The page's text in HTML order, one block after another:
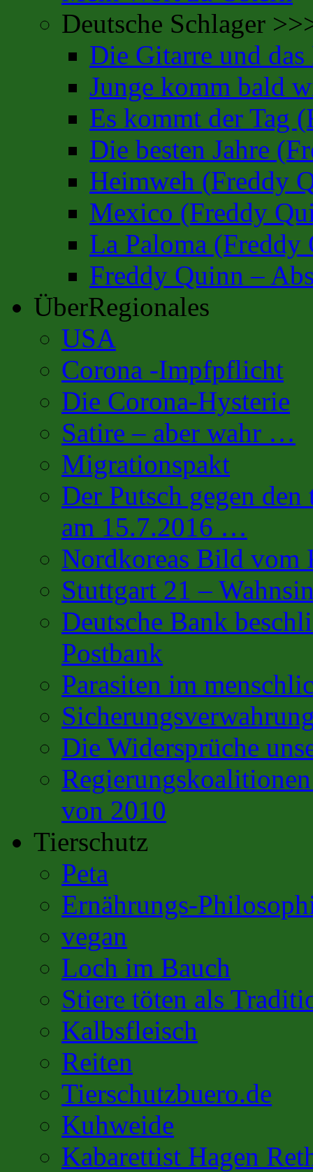
Deutsche Schlager
Die Gitarre und
Junge komm bald
Es kommt der Tag
Die besten Jahre
Heimweh (Freddy
Mexico (Freddy
La Paloma (Freddy
Freddy Quinn –
ÜberRegionales
USA
Corona -Impfpflicht
Die Corona-Hysterie
Satire – aber wahr …
Migrationspakt
Der Putsch gegen
am 15.7.2016 …
Nordkoreas Bild vom
Stuttgart 21 –
Deutsche Bank
Postbank
Parasiten im
Die Widersprüche
von 2010
Tierschutz
Peta
Ernährungs-
vegan
Loch im Bauch
Stiere töten als
Kalbsfleisch
Reiten
Tierschutzbuero.de
Kuhweide
Kabarettist Hagen